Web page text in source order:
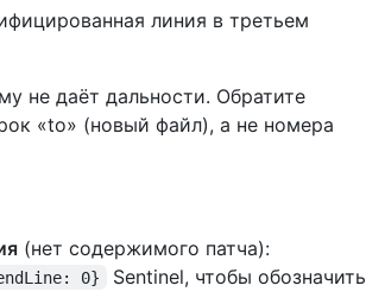
линия в третьем
не даёт дальности. Обратите
«to» (новый файл), а не номера
(нет содержимого патча):
0}
Sentinel, чтобы обозначить